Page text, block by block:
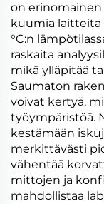
on erinomainen
kuumia laitteita
°C:n
raskaita
mikä ylläpitää
Saumaton
voivat kertyä,
työympäristöä.
kestämään
merkittävästi
vähentää
mittojen ja
mahdollistaa